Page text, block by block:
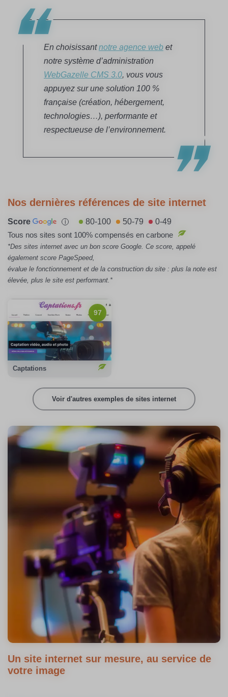
En choisissantnotre agence web et
notre système d’administration
WebGazelle CMS 3.0, vous vous
appuyez sur une solution 100 %
française (création, hébergement,
technologies…), performante et
respectueuse de l’environnement.
Nos dernières références de site internet
Score i 80-100 50-79
0-49
Tous nos sites sont 100% compensés en carbone
*Des sites internet avec un bon score Google. Ce score, appelé
également score PageSpeed,
évalue le fonctionnement et de la construction du site : plus la note est
élevée, plus le site est performant.*
97
Captations
Notation Google :
97/100
Emission carbone :
0,21gCO2/page
Compensation carbone :
100%
Voir le site
Voir d'autres exemples de sites internet
Un site internet sur mesure, au service de
votre image